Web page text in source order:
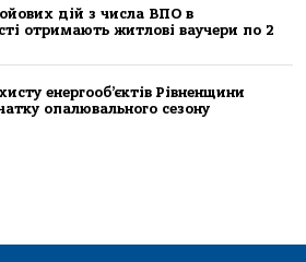
дій з числа ВПО в
отримають житлові ваучери по 2
енергооб’єктів Рівненщини
опалювального сезону